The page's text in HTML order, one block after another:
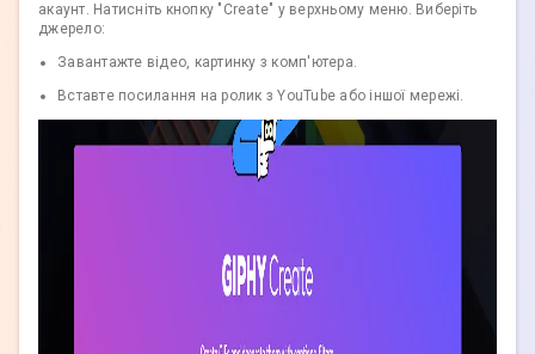
акаунт. Натисніть кнопку "Create" у верхньому меню. Виберіть
джерело:
Завантажте відео, картинку з комп'ютера.
Вставте посилання на ролик з YouTube або іншої мережі.